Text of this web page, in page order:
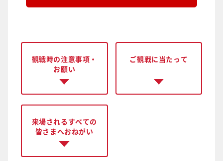
観戦時の注意事項・
お願い
ご観戦に当たって
来場されるすべての
皆さまへおねがい